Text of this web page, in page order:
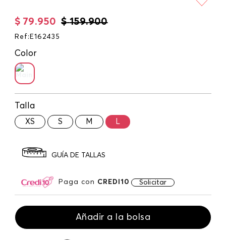
$ 159.900
$ 79.950
Ref : E162435
Color
Talla
XS S M L
GUÍA DE TALLAS
Paga con CREDI10 Solicitar
Añadir a la bolsa